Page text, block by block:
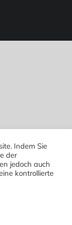
Indem Sie
der
jedoch auch
kontrollierte